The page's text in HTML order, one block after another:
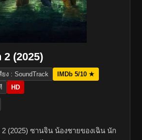
(2025)
ยง : SoundTrack
IMDb 5/10 ★
HD
2 (2025) ซานจิน น้องชายของเฉิน นัก